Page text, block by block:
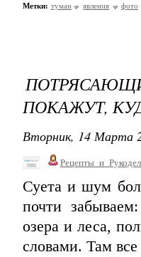
Метки: туман явления фото
ПОКАЖУТ,
Вторник, 14 Марта
Суета и шум
почти
озера и леса,
словами. Там